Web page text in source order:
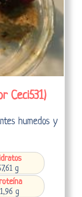
Ceci531)
humedos y
g
g